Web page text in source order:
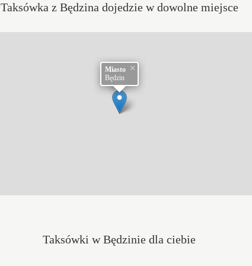
Taksówka z Będzina dojedzie w dowolne miejsce
Miasto
Będzin
×
Taksówki w Będzinie dla ciebie